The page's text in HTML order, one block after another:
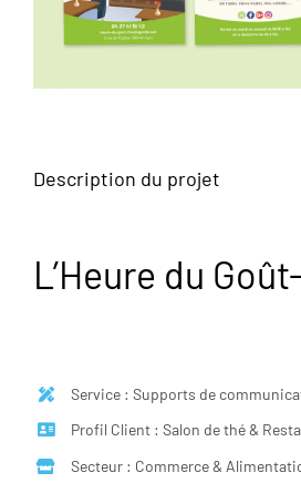
Description du projet
L’Heure du
Service : Supports de
Profil Client : Salon de thé &
Secteur : Commerce &